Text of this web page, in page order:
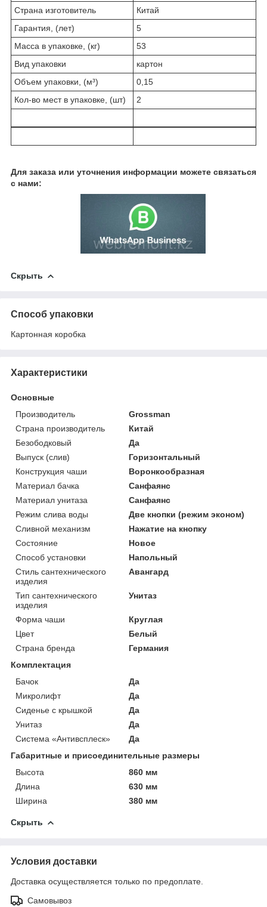
Страна изготовитель
Китай
Гарантия, (лет)
5
Масса в упаковке, (кг)
53
Вид упаковки
картон
Объем упаковки, (м³)
0,15
Кол-во мест в упаковке, (шт)
2
Для заказа или уточнения информации можете связаться
с нами:
Скрыть
Способ упаковки
Картонная коробка
Характеристики
Основные
Производитель
Grossman
Страна производитель
Китай
Безободковый
Да
Выпуск (слив)
Горизонтальный
Конструкция чаши
Воронкообразная
Материал бачка
Санфаянс
Материал унитаза
Санфаянс
Режим слива воды
Две кнопки (режим эконом)
Сливной механизм
Нажатие на кнопку
Состояние
Новое
Способ установки
Напольный
Стиль сантехнического
изделия
Авангард
Тип сантехнического
изделия
Унитаз
Форма чаши
Круглая
Цвет
Белый
Страна бренда
Германия
Комплектация
Бачок
Да
Микролифт
Да
Сиденье с крышкой
Да
Унитаз
Да
Система «Антивсплеск»
Да
Габаритные и присоединительные размеры
Высота
860 мм
Длина
630 мм
Ширина
380 мм
Скрыть
Условия доставки
Доставка осуществляется только по предоплате.
Самовывоз